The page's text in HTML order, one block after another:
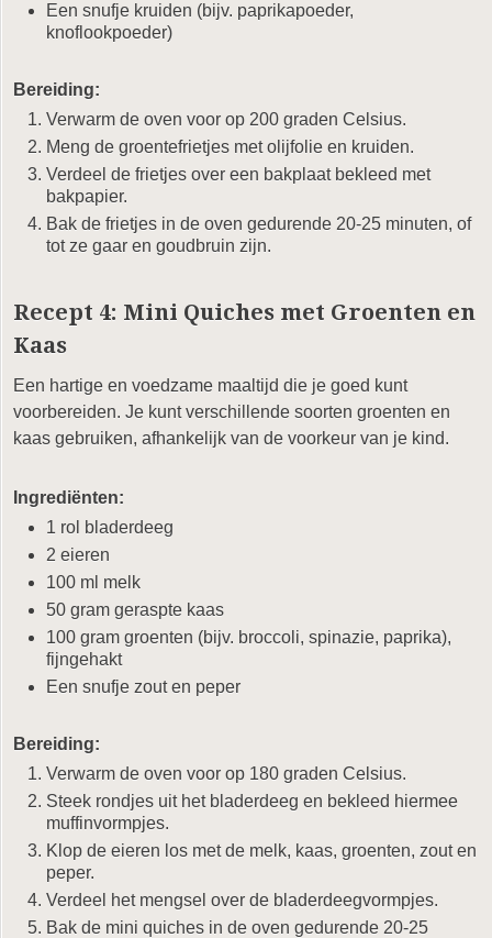
Een snufje kruiden (bijv. paprikapoeder,
knoflookpoeder)
Bereiding:
Verwarm de oven voor op 200 graden Celsius.
Meng de groentefrietjes met olijfolie en kruiden.
Verdeel de frietjes over een bakplaat bekleed met
bakpapier.
Bak de frietjes in de oven gedurende 20-25 minuten, of
tot ze gaar en goudbruin zijn.
Recept 4: Mini Quiches met Groenten en
Kaas
Een hartige en voedzame maaltijd die je goed kunt
voorbereiden. Je kunt verschillende soorten groenten en
kaas gebruiken, afhankelijk van de voorkeur van je kind.
Ingrediënten:
1 rol bladerdeeg
2 eieren
100 ml melk
50 gram geraspte kaas
100 gram groenten (bijv. broccoli, spinazie, paprika),
fijngehakt
Een snufje zout en peper
Bereiding:
Verwarm de oven voor op 180 graden Celsius.
Steek rondjes uit het bladerdeeg en bekleed hiermee
muffinvormpjes.
Klop de eieren los met de melk, kaas, groenten, zout en
peper.
Verdeel het mengsel over de bladerdeegvormpjes.
Bak de mini quiches in de oven gedurende 20-25